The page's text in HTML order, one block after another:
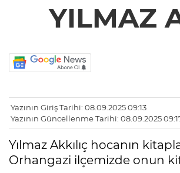
YILMAZ
Yazının Giriş Tarihi: 08.09.2025 09:13
Yazının Güncellenme Tarihi: 08.09.2025
Yılmaz Akkılıç hocanın
Orhangazi ilçemizde onun